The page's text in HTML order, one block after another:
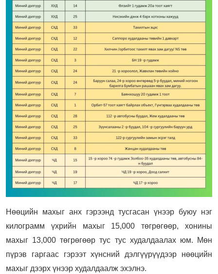
Нөөцийн махыг анх гэрээнд тусгасан үнээр буюу нэг
килограмм үхрийн махыг 15,000 төгрөгөөр, хонины
махыг 13,000 төгрөгөөр тус тус худалдаалах юм. Мөн
пүрэв гаргаас гэрээт хүнсний дэлгүүрүүдээр нөөцийн
махыг дээрх үнээр худалдаалж эхэлнэ.